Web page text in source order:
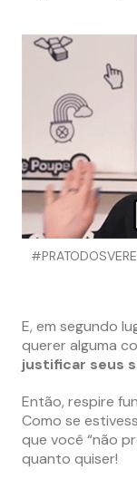
E, em segundo
querer alguma
justificar seus
Então, respire
Como se
que você “não
quanto quiser!